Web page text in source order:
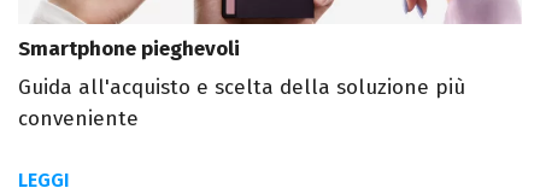
Smartphone pieghevoli
Guida all'acquisto e scelta della soluzione più
conveniente
LEGGI